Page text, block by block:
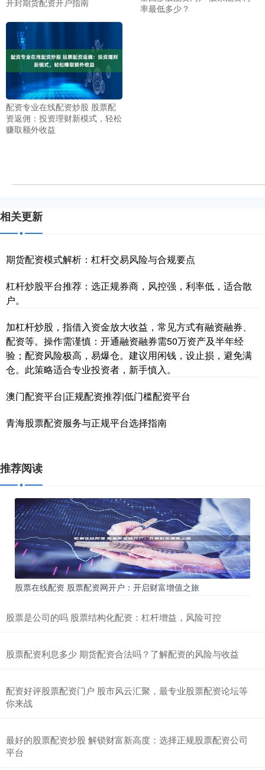
开封期货配资开户指南
率最低多少？
配资专业在线配资炒股 股票配
资返佣：投资理财新模式，轻松
赚取额外收益
相关更新
期货配资模式解析：杠杆交易风险与合规要点
杠杆炒股平台推荐：选正规券商，风控强，利率低，适合散
户。
加杠杆炒股，指借入资金放大收益，常见方式有融资融券、
配资等。操作需谨慎：开通融资融券需50万资产及半年经
验；配资风险极高，易爆仓。建议用闲钱，设止损，避免满
仓。此策略适合专业投资者，新手慎入。
澳门配资平台|正规配资推荐|低门槛配资平台
青海股票配资服务与正规平台选择指南
推荐阅读
股票在线配资 股票配资网开户：开启财富增值之旅
股票是公司的吗 股票结构化配资：杠杆增益，风险可控
股票配资利息多少 期货配资合法吗？了解配资的风险与收益
配资好评股票配资门户 股市风云汇聚，最专业股票配资论坛等
你来战
最好的股票配资炒股 解锁财富新高度：选择正规股票配资公司
平台